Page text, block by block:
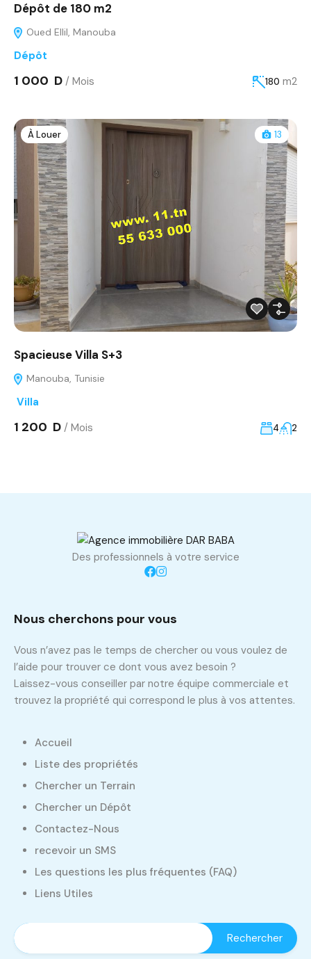
Dépôt de 180 m2
Oued Ellil, Manouba
Dépôt
1 000 D / Mois 180 m2
À Louer 13
Spacieuse Villa S+3
Manouba, Tunisie
Villa
1 200 D / Mois 4 2
Des professionnels à votre service
Nous cherchons pour vous
Vous n’avez pas le temps de chercher ou vous voulez de
l’aide pour trouver ce dont vous avez besoin ?
Laissez-vous conseiller par notre équipe commerciale et
trouvez la propriété qui correspond le plus à vos attentes.
Accueil
Liste des propriétés
Chercher un Terrain
Chercher un Dépôt
Contactez-Nous
recevoir un SMS
Les questions les plus fréquentes (FAQ)
Liens Utiles